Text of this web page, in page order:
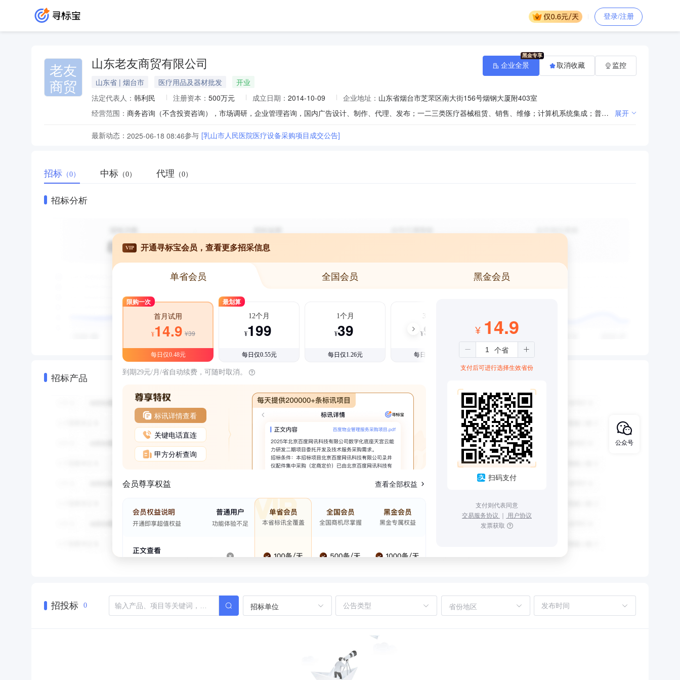
登录/注册
老友
商贸
山东老友商贸有限公司
山东省 | 烟台市 医疗用品及器材批发
开业
法定代表人： 韩利民 注册资本： 500万元 成立日期： 2014-10-09 企业地址： 山东省烟台市芝罘区南大街156号烟钢大厦附403室
经营范围：
商务咨询（不含投资咨询），市场调研，企业管理咨询，国内广告设计、制作、代理、发布；一二三类医疗器械租赁、销售、维修；计算机系统集成；普通机械设备销售、租赁及维修；电子产品、日用产品、家用电器、酒店设备、卫生洁具、机电设备及配件、办公用品、工艺品、母婴用品、计算机网络设备及耗材、服装批发零售，计算机技术开发、技术转让、技术咨询、技术服务，计算机软件开发，基础软件服务，网络工程设计与施工。（依法须经批准的项目，经相关部门批准后方可开展经营活动） 展开
最新动态： 2025-06-18 08:46参与 [乳山市人民医院医疗设备采购项目成交公告]
企业全景 取消收藏 监控
招标 （0） 中标 （0） 代理 （0）
招标分析
招标产品
VIP 开通寻标宝会员，查看更多招采信息
单省会员 全国会员 黑金会员
限购一次
首月试用
¥14.9 ¥39
每日仅0.48元
最划算
12个月
¥199
每日仅0.55元
1个月
¥39
每日仅1.26元
3个月
¥99
每日仅1.08元
到期29元/月/省自动续费，可随时取消。
标讯详情查看
关键电话直连
甲方分析查询
会员尊享权益 查看全部权益
¥ 14.9
支付后可进行选择生效省份
扫码支付
支付则代表同意
交易服务协议 ｜ 用户协议
发票获取
招投标 0 招标单位 省份地区
公众号